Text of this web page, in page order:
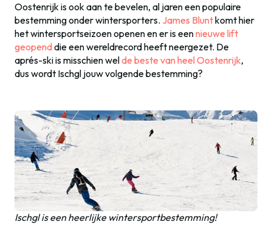
Oostenrijk is ook aan te bevelen, al jaren een populaire
bestemming onder wintersporters. James Bluntkomt hier
het wintersportseizoen openen en er is eennieuwe lift
geopenddie een wereldrecord heeft neergezet. De
aprés-ski is misschien welde beste van heel Oostenrijk,
dus wordt Ischgl jouw volgende bestemming?
Ischgl is een heerlijke wintersportbestemming!